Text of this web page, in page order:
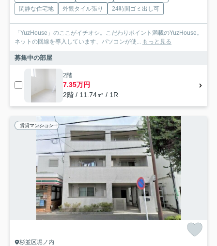
閑静な住宅地
外観タイル張り 24時間ゴミ出し可
「YuzHouse」のここがイチオシ。こだわりポイント満載のYuzHouse。
ネットの回線を導入しています、パソコンが使...
もっと見る
募集中の部屋
2階
7.35万円
2階 / 11.74㎡ / 1R
賃貸マンション
杉並区堀ノ内